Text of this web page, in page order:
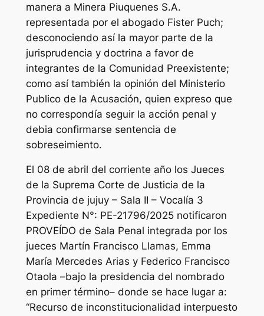
manera a Minera Piuquenes S.A.
representada por el abogado Fister Puch;
desconociendo así la mayor parte de la
jurisprudencia y doctrina a favor de
integrantes de la Comunidad Preexistente;
como así también la opinión del Ministerio
Publico de la Acusación, quien expreso que
no correspondía seguir la acción penal y
debia confirmarse sentencia de
sobreseimiento.
El 08 de abril del corriente año los Jueces
de la Suprema Corte de Justicia de la
Provincia de jujuy – Sala II – Vocalía 3
Expediente N°: PE-21796/2025 notificaron
PROVEÍDO de Sala Penal integrada por los
jueces Martín Francisco Llamas, Emma
María Mercedes Arias y Federico Francisco
Otaola –bajo la presidencia del nombrado
en primer término– donde se hace lugar a:
“Recurso de inconstitucionalidad interpuesto